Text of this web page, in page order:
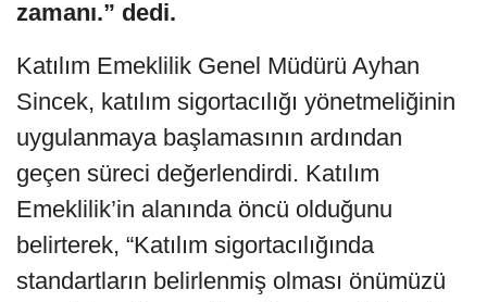
zamanı.” dedi.
Katılım Emeklilik Genel Müdürü Ayhan
Sincek, katılım sigortacılığı yönetmeliğinin
uygulanmaya başlamasının ardından
geçen süreci değerlendirdi. Katılım
Emeklilik’in alanında öncü olduğunu
belirterek, “Katılım sigortacılığında
standartların belirlenmiş olması önümüzü